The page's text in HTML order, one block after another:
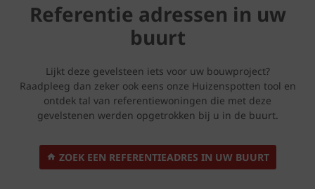
Referentie adressen in uw
buurt
Lijkt deze gevelsteen iets voor uw bouwproject?
Raadpleeg dan zeker ook eens onze Huizenspotten tool en
ontdek tal van referentiewoningen die met deze
gevelstenen werden opgetrokken bij u in de buurt.
ZOEK EEN REFERENTIEADRES IN UW BUURT